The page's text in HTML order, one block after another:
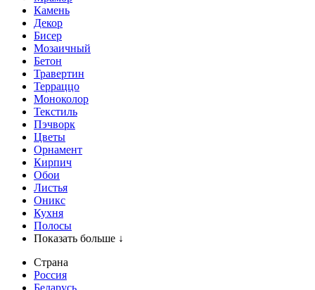
Камень
Декор
Бисер
Мозаичный
Бетон
Травертин
Терраццо
Моноколор
Текстиль
Пэчворк
Цветы
Орнамент
Кирпич
Обои
Листья
Оникс
Кухня
Полосы
Показать больше ↓
Страна
Россия
Беларусь